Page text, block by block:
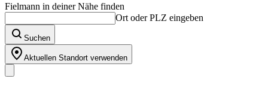
Fielmann in deiner Nähe finden
Ort oder PLZ eingeben
Suchen
Aktuellen Standort verwenden